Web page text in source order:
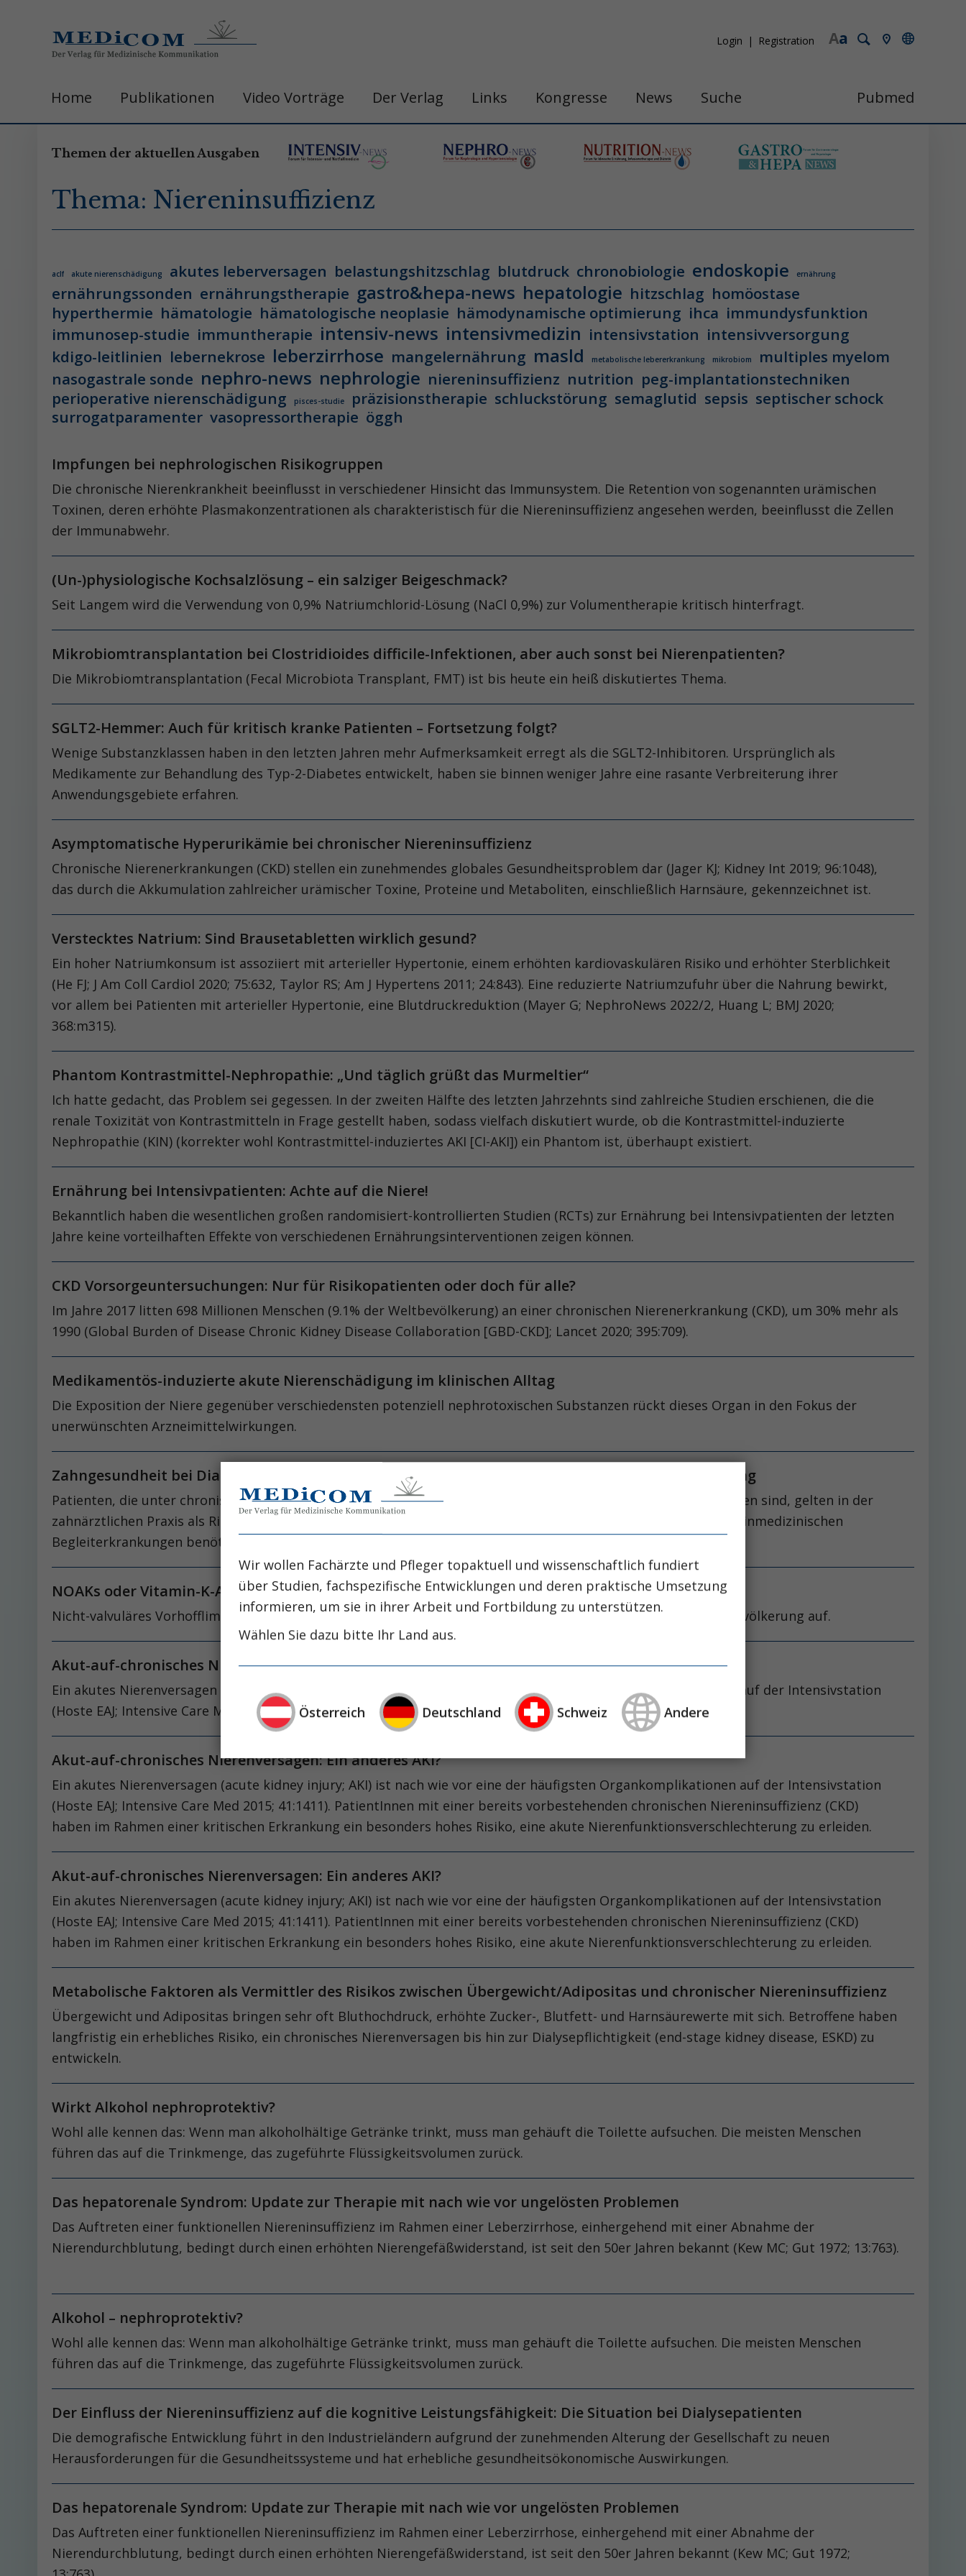
a
A
Login Registration
Home Publikationen Video Vorträge Der Verlag Links Kongresse News Suche Pubmed
Themen der aktuellen Ausgaben
Thema: Niereninsuffizienz
aclf akute nierenschädigung akutes leberversagen belastungshitzschlag blutdruck chronobiologie endoskopie ernährung
ernährungssonden ernährungstherapie gastro&hepa-news hepatologie hitzschlag homöostase
hyperthermie hämatologie hämatologische neoplasie hämodynamische optimierung ihca immundysfunktion
immunosep-studie immuntherapie intensiv-news intensivmedizin intensivstation intensivversorgung
kdigo-leitlinien lebernekrose leberzirrhose mangelernährung masld metabolische lebererkrankung mikrobiom
multiples myelom
nasogastrale sonde nephro-news nephrologie niereninsuffizienz nutrition peg-implantationstechniken
perioperative nierenschädigung
pisces-studie präzisionstherapie schluckstörung semaglutid sepsis septischer schock
surrogatparamenter vasopressortherapie öggh
Impfungen bei nephrologischen Risikogruppen
Die chronische Nierenkrankheit beeinflusst in verschiedener Hinsicht das Immunsystem. Die Retention von sogenannten urämischen
Toxinen, deren erhöhte Plasmakonzentrationen als charakteristisch für die Niereninsuffizienz angesehen werden, beeinflusst die Zellen
der Immunabwehr.
(Un-)physiologische Kochsalzlösung – ein salziger Beigeschmack?
Seit Langem wird die Verwendung von 0,9% Natriumchlorid-Lösung (NaCl 0,9%) zur Volumentherapie kritisch hinterfragt.
Mikrobiomtransplantation bei Clostridioides difficile-Infektionen, aber auch sonst bei Nierenpatienten?
Die Mikrobiomtransplantation (Fecal Microbiota Transplant, FMT) ist bis heute ein heiß diskutiertes Thema.
SGLT2-Hemmer: Auch für kritisch kranke Patienten – Fortsetzung folgt?
Wenige Substanzklassen haben in den letzten Jahren mehr Aufmerksamkeit erregt als die SGLT2-Inhibitoren. Ursprünglich als
Medikamente zur Behandlung des Typ-2-Diabetes entwickelt, haben sie binnen weniger Jahre eine rasante Verbreiterung ihrer
Anwendungsgebiete erfahren.
Asymptomatische Hyperurikämie bei chronischer Niereninsuffizienz
Chronische Nierenerkrankungen (CKD) stellen ein zunehmendes globales Gesundheitsproblem dar (Jager KJ; Kidney Int 2019; 96:1048),
das durch die Akkumulation zahlreicher urämischer Toxine, Proteine und Metaboliten, einschließlich Harnsäure, gekennzeichnet ist.
Verstecktes Natrium: Sind Brausetabletten wirklich gesund?
Ein hoher Natriumkonsum ist assoziiert mit arterieller Hypertonie, einem erhöhten kardiovaskulären Risiko und erhöhter Sterblichkeit
(He FJ; J Am Coll Cardiol 2020; 75:632, Taylor RS; Am J Hypertens 2011; 24:843). Eine reduzierte Natriumzufuhr über die Nahrung bewirkt,
vor allem bei Patienten mit arterieller Hypertonie, eine Blutdruckreduktion (Mayer G; NephroNews 2022/2, Huang L; BMJ 2020;
368:m315).
Phantom Kontrastmittel-Nephropathie: „Und täglich grüßt das Murmeltier“
Ich hatte gedacht, das Problem sei gegessen. In der zweiten Hälfte des letzten Jahrzehnts sind zahlreiche Studien erschienen, die die
renale Toxizität von Kontrastmitteln in Frage gestellt haben, sodass vielfach diskutiert wurde, ob die Kontrastmittel-induzierte
Nephropathie (KIN) (korrekter wohl Kontrastmittel-induziertes AKI [CI-AKI]) ein Phantom ist, überhaupt existiert.
Ernährung bei Intensivpatienten: Achte auf die Niere!
Bekanntlich haben die wesentlichen großen randomisiert-kontrollierten Studien (RCTs) zur Ernährung bei Intensivpatienten der letzten
Jahre keine vorteilhaften Effekte von verschiedenen Ernäh­rungsinterventionen zeigen können.
CKD Vorsorgeuntersuchungen: Nur für Risikopatienten oder doch für alle?
Im Jahre 2017 litten 698 Millionen Menschen (9.1% der Weltbevölkerung) an einer chronischen Nierenerkrankung (CKD), um 30% mehr als
1990 (Global Burden of Disease Chronic Kidney Disease Collaboration [GBD-CKD]; Lancet 2020; 395:709).
Medikamentös-induzierte akute Nierenschädigung im klinischen Alltag
Die Exposition der Niere gegenüber verschiedensten potenziell nephrotoxischen Substanzen rückt dieses Organ in den Fokus der
unerwünschten Arzneimittelwirkungen.
Zahngesundheit bei Dialysepatienten: Herausforderungen bei der (zahn-) medizinischen Betreuung
Patienten, die unter chronischer Niereninsuffizienz (CKD) leiden und dadurch auf eine Dialysetherapie angewiesen sind, gelten in der
zahnärztlichen Praxis als Risikopatienten. Aufgrund ihrer Grunderkrankung und damit einhergehenden allgemeinmedizinischen
Begleiterkrankungen benötigen diese Patienten eine besondere zahnmedizinische Betreuung.
NOAKs oder Vitamin-K-Antagonisten bei Dialysepatienten?
Nicht-valvuläres Vorhofflimmern ist eine häufige Erkrankung und tritt mit steigender Inzidenz in der älteren Bevölkerung auf.
Akut-auf-chronisches Nierenversagen: Ein anderes AKI?
Ein akutes Nierenversagen (acute kidney injury; AKI) ist nach wie vor eine der häufigsten Organkomplikationen auf der Intensivstation
(Hoste EAJ; Intensive Care Med 2015; 41:1411).
Akut-auf-chronisches Nierenversagen: Ein anderes AKI?
Ein akutes Nierenversagen (acute kidney injury; AKI) ist nach wie vor eine der häufigsten Organkomplikationen auf der Intensivstation
(Hoste EAJ; Intensive Care Med 2015; 41:1411). PatientInnen mit einer bereits vorbestehenden chronischen Niereninsuffizienz (CKD)
haben im Rahmen einer kritischen Erkrankung ein besonders hohes Risiko, eine akute Nierenfunktionsverschlechterung zu erleiden.
Akut-auf-chronisches Nierenversagen: Ein anderes AKI?
Ein akutes Nierenversagen (acute kidney injury; AKI) ist nach wie vor eine der häufigsten Organkomplikationen auf der Intensivstation
(Hoste EAJ; Intensive Care Med 2015; 41:1411). PatientInnen mit einer bereits vorbestehenden chronischen Niereninsuffizienz (CKD)
haben im Rahmen einer kritischen Erkrankung ein besonders hohes Risiko, eine akute Nierenfunktionsverschlechterung zu erleiden.
Metabolische Faktoren als Vermittler des Risikos zwischen Übergewicht/Adipositas und chronischer Niereninsuffizienz
Übergewicht und Adipositas bringen sehr oft Bluthochdruck, erhöhte Zucker-, Blutfett- und Harnsäurewerte mit sich. Betroffene haben
langfristig ein erhebliches Risiko, ein chronisches Nierenversagen bis hin zur Dialysepflichtigkeit (end-stage kidney disease, ESKD) zu
entwickeln.
Wirkt Alkohol nephroprotektiv?
Wohl alle kennen das: Wenn man alkoholhältige Getränke trinkt, muss man gehäuft die Toilette aufsuchen. Die meisten Menschen
führen das auf die Trinkmenge, das zugeführte Flüssigkeitsvolumen zurück.
Das hepatorenale Syndrom: Update zur Therapie mit nach wie vor ungelösten Problemen
Das Auftreten einer funktionellen Niereninsuffizienz im Rahmen einer Leberzirrhose, einhergehend mit einer Abnahme der
Nierendurchblutung, bedingt durch einen erhöhten Nierengefäß­widerstand, ist seit den 50er Jahren bekannt (Kew MC; Gut 1972; 13:763).
Alkohol – nephroprotektiv?
Wohl alle kennen das: Wenn man alkoholhältige Getränke trinkt, muss man gehäuft die Toilette aufsuchen. Die meisten Menschen
führen das auf die Trinkmenge, das zugeführte Flüssigkeitsvolumen zurück.
Der Einfluss der Niereninsuffizienz auf die kognitive Leistungsfähigkeit: Die Situation bei Dialysepatienten
Die demografische Entwicklung führt in den Industrieländern aufgrund der zunehmenden Alterung der Gesellschaft zu neuen
Herausforderungen für die Gesundheitssysteme und hat erhebliche gesundheitsökonomische Auswirkungen.
Das hepatorenale Syndrom: Update zur Therapie mit nach wie vor ungelösten Problemen
Das Auftreten einer funktionellen Niereninsuffizienz im Rahmen einer Leberzirrhose, einhergehend mit einer Abnahme der
Nierendurchblutung, bedingt durch einen erhöhten Nierengefäßwiderstand, ist seit den 50er Jahren bekannt (Kew MC; Gut 1972;
Wir wollen Fachärzte und Pfleger topaktuell und wissenschaftlich fundiert
über Studien, fachspezifische Entwicklungen und deren praktische Umsetzung
informieren, um sie in ihrer Arbeit und Fortbildung zu unterstützen.
Wählen Sie dazu bitte Ihr Land aus.
Österreich Deutschland Schweiz Andere